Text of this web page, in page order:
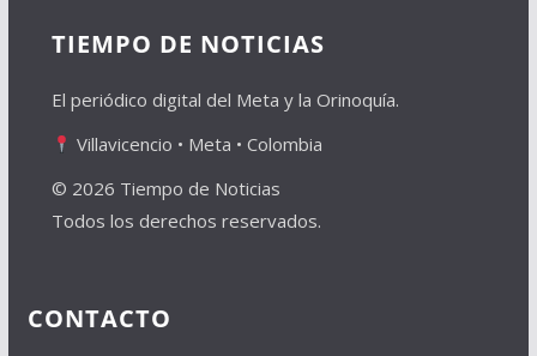
TIEMPO DE NOTICIAS
El periódico digital del Meta y la Orinoquía.
Villavicencio • Meta • Colombia
© 2026 Tiempo de Noticias
Todos los derechos reservados.
CONTACTO